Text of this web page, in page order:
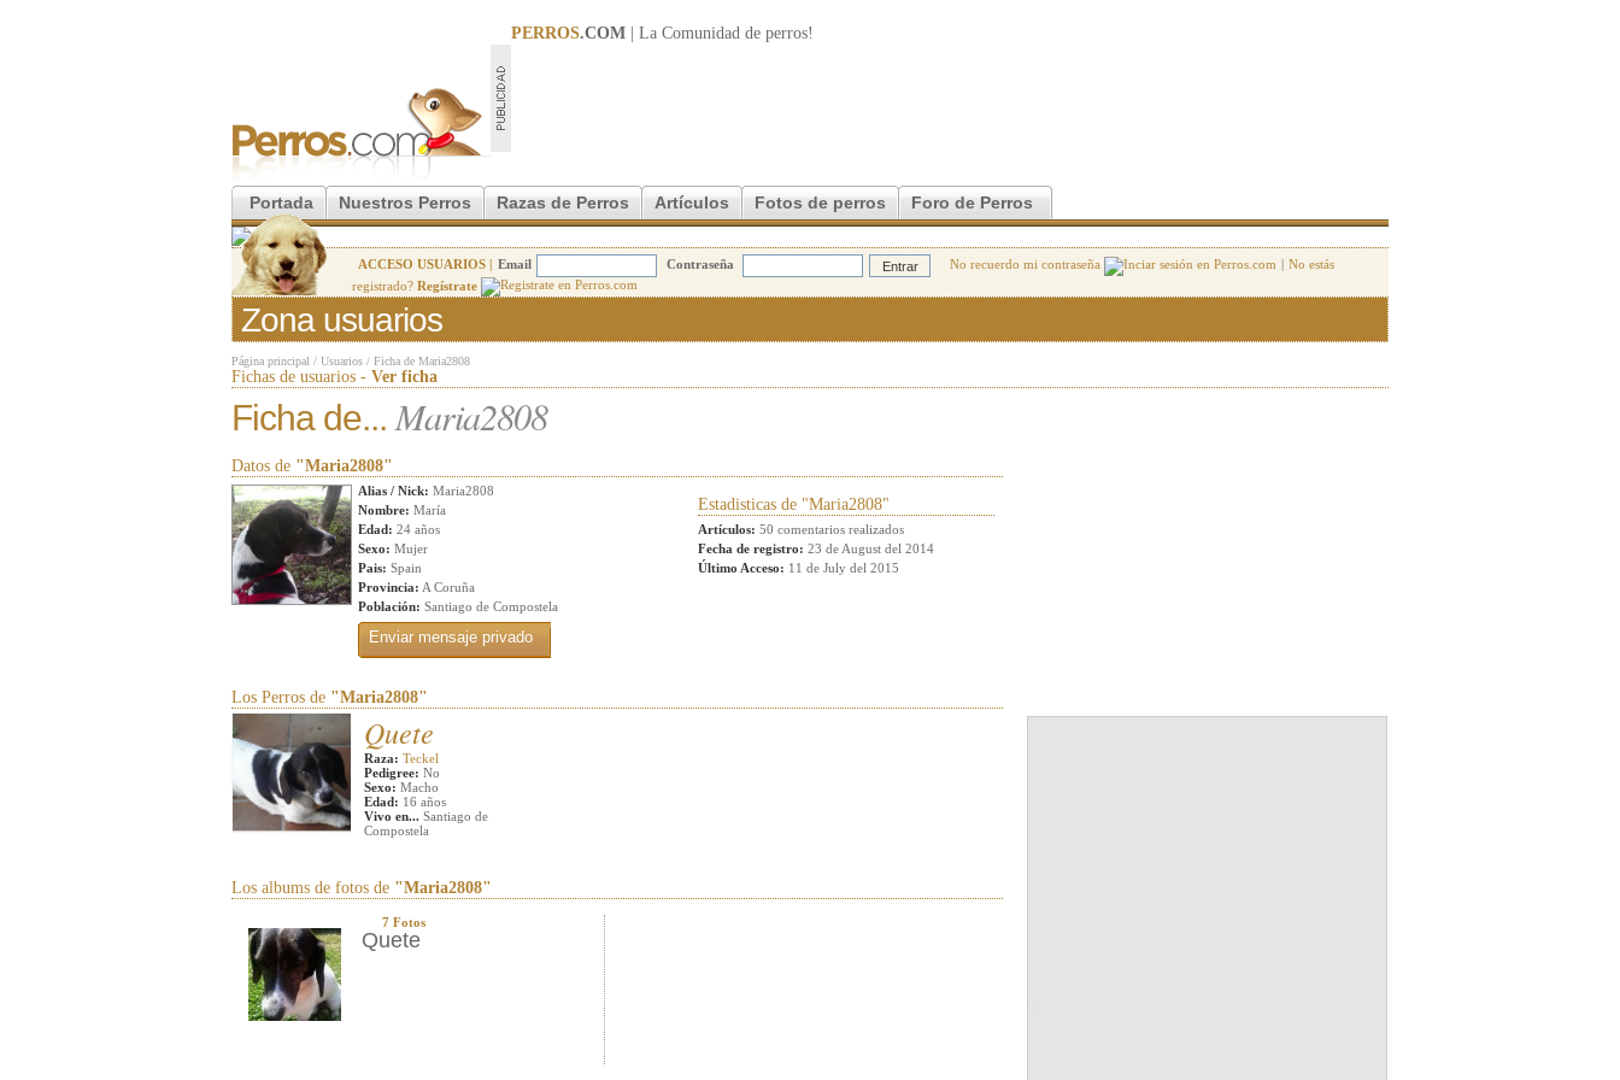
PERROS.COM | La Comunidad de perros!
Portada Nuestros Perros Razas de Perros Artículos Fotos de perros Foro de Perros
ACCESO USUARIOS | Email Contraseña No recuerdo mi contraseña | No estás
registrado? Regístrate
Zona usuarios
Página principal / Usuarios / Ficha de Maria2808
Fichas de usuarios - Ver ficha
Ficha de... Maria2808
Datos de "Maria2808"
Alias / Nick: Maria2808
Nombre: María
Edad: 24 años
Sexo: Mujer
Pais: Spain
Provincia: A Coruña
Población: Santiago de Compostela
Estadisticas de "Maria2808"
Artículos: 50 comentarios realizados
Fecha de registro: 23 de August del 2014
Último Acceso: 11 de July del 2015
Los Perros de "Maria2808"
Quete
Raza: Teckel
Pedigree: No
Sexo: Macho
Edad: 16 años
Vivo en... Santiago de
Compostela
Los albums de fotos de "Maria2808"
7 Fotos
Quete